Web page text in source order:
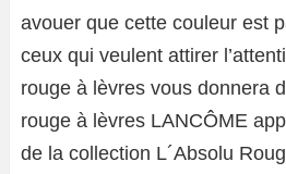
avouer que cette couleur est
ceux qui veulent attirer
rouge à lèvres vous donnera
rouge à lèvres LANCÔME
de la collection L´Absolu